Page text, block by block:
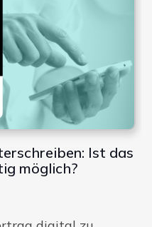
Ist das
möglich?